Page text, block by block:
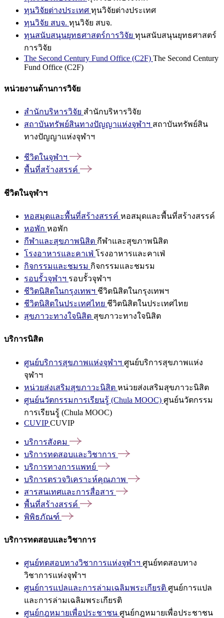
ทุนวิจัยต่างประเทศ ทุนวิจัยต่างประเทศ
ทุนวิจัย สบจ. ทุนวิจัย สบจ.
ทุนสนับสนุนยุทธศาสตร์การวิจัย ทุนสนับสนุนยุทธศาสตร์
การวิจัย
The Second Century Fund Office (C2F) The Second Century
Fund Office (C2F)
หน่วยงานด้านการวิจัย
สำนักบริหารวิจัย สำนักบริหารวิจัย
สถาบันทรัพย์สินทางปัญญาแห่งจุฬาฯ สถาบันทรัพย์สิน
ทางปัญญาแห่งจุฬาฯ
ชีวิตในจุฬาฯ
พื้นที่สร้างสรรค์
ชีวิตในจุฬาฯ
หอสมุดและพื้นที่สร้างสรรค์ หอสมุดและพื้นที่สร้างสรรค์
หอพัก หอพัก
กีฬาและสุขภาพนิสิต กีฬาและสุขภาพนิสิต
โรงอาหารและคาเฟ่ โรงอาหารและคาเฟ่
กิจกรรมและชมรม กิจกรรมและชมรม
รอบรั้วจุฬาฯ รอบรั้วจุฬาฯ
ชีวิตนิสิตในกรุงเทพฯ ชีวิตนิสิตในกรุงเทพฯ
ชีวิตนิสิตในประเทศไทย ชีวิตนิสิตในประเทศไทย
สุขภาวะทางใจนิสิต สุขภาวะทางใจนิสิต
บริการนิสิต
ศูนย์บริการสุขภาพแห่งจุฬาฯ ศูนย์บริการสุขภาพแห่ง
จุฬาฯ
หน่วยส่งเสริมสุขภาวะนิสิต หน่วยส่งเสริมสุขภาวะนิสิต
ศูนย์นวัตกรรมการเรียนรู้ (Chula MOOC) ศูนย์นวัตกรรม
การเรียนรู้ (Chula MOOC)
CUVIPCUVIP
บริการสังคม
บริการทดสอบและวิชาการ
บริการทางการแพทย์
บริการตรวจวิเคราะห์คุณภาพ
สารสนเทศและการสื่อสาร
พื้นที่สร้างสรรค์
พิพิธภัณฑ์
บริการทดสอบและวิชาการ
ศูนย์ทดสอบทางวิชาการแห่งจุฬาฯ ศูนย์ทดสอบทาง
วิชาการแห่งจุฬาฯ
ศูนย์การแปลและการล่ามเฉลิมพระเกียรติ ศูนย์การแปล
และการล่ามเฉลิมพระเกียรติ
ศูนย์กฎหมายเพื่อประชาชน ศูนย์กฎหมายเพื่อประชาชน